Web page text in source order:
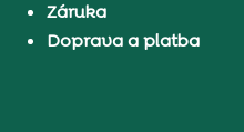
Záruka
Doprava a platba